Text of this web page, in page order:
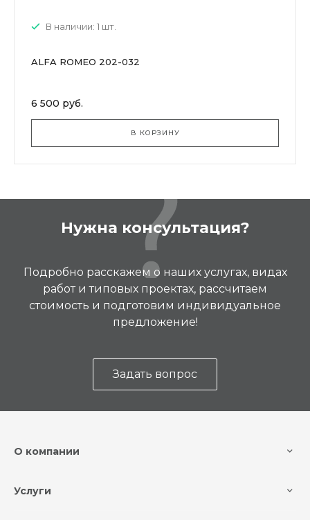
В наличии: 1 шт.
ALFA ROMEO 202-032
6 500 руб.
В КОРЗИНУ
Нужна консультация?
Подробно расскажем о наших услугах, видах
работ и типовых проектах, рассчитаем
стоимость и подготовим индивидуальное
предложение!
Задать вопрос
О компании
Услуги